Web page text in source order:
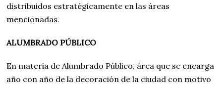
distribuidos estratégicamente en las áreas
mencionadas.
ALUMBRADO PÚBLICO
En materia de Alumbrado Público, área que se encarga
año con año de la decoración de la ciudad con motivo